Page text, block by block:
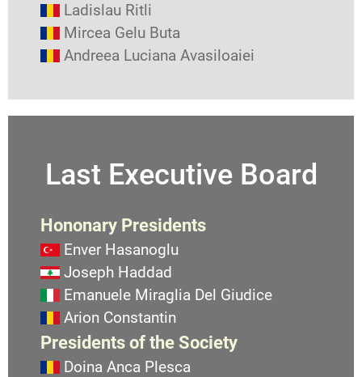
Ladislau Ritli
Mircea Gelu Buta
Andreea Luciana Avasiloaiei
Last Executive Board
Hononary Presidents
Enver Hasanoglu
Joseph Haddad
Emanuele Miraglia Del Giudice
Arion Constantin
Presidents of the Society
Doina Anca Plesca